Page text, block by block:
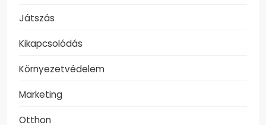
Játszás
Kikapcsolódás
Környezetvédelem
Marketing
Otthon